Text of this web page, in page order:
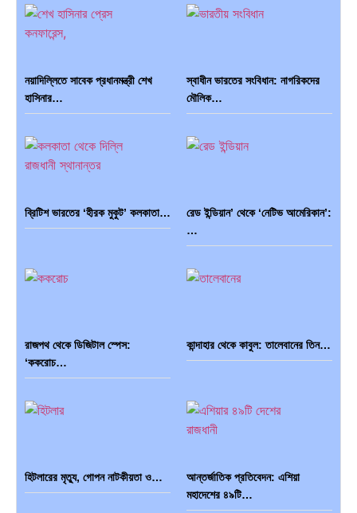
নয়াদিল্লিতে সাবেক প্রধানমন্ত্রী শেখ
হাসিনার…
স্বাধীন ভারতের সংবিধান: নাগরিকদের
মৌলিক…
ব্রিটিশ ভারতের ‘হীরক মুকুট’ কলকাতা…
রেড ইন্ডিয়ান’ থেকে ‘নেটিভ আমেরিকান’:
…
রাজপথ থেকে ডিজিটাল স্পেস:
‘ককরোচ…
কান্দাহার থেকে কাবুল: তালেবানের তিন…
হিটলারের মৃত্যু, গোপন নাটকীয়তা ও…
আন্তর্জাতিক প্রতিবেদন: এশিয়া
মহাদেশের ৪৯টি…